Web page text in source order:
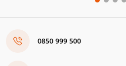
0850 999 500